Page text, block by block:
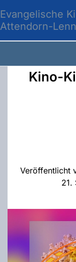
Evangelische
Attendorn-
Kino-
Veröffentlicht
21.